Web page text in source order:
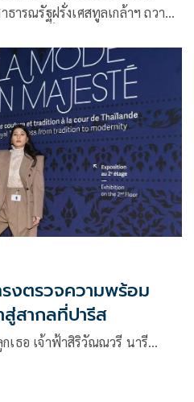
ารณรัฐฝรั่งเศสทูลเกล้าฯ ถวาย
งตรวจความพร้อม
สากลที่ปารีส
เธอ เจ้าฟ้าสิริวัณณวรี นารี…